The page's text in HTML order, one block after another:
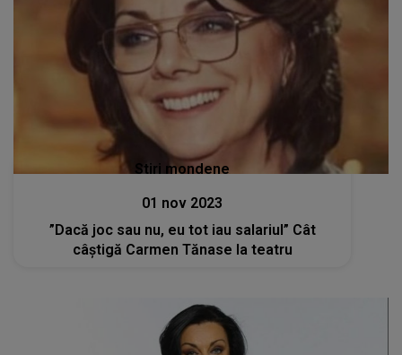
Stiri mondene
01 nov 2023
”Dacă joc sau nu, eu tot iau salariul” Cât
câștigă Carmen Tănase la teatru